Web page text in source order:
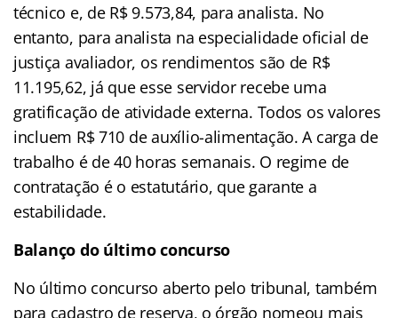
técnico e, de R$ 9.573,84, para analista. No
entanto, para analista na especialidade oficial de
justiça avaliador, os rendimentos são de R$
11.195,62, já que esse servidor recebe uma
gratificação de atividade externa. Todos os valores
incluem R$ 710 de auxílio-alimentação. A carga de
trabalho é de 40 horas semanais. O regime de
contratação é o estatutário, que garante a
estabilidade.
Balanço do último concurso
No último concurso aberto pelo tribunal, também
para cadastro de reserva, o órgão nomeou mais